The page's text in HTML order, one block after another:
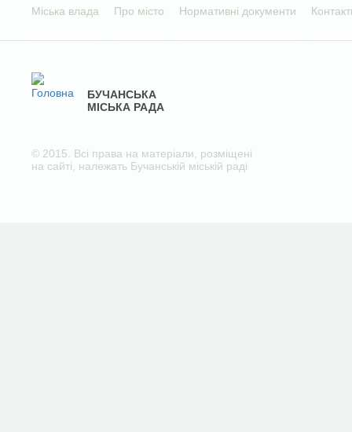
Міська влада Про місто Нормативні документи
БУЧАНСЬКА
МІСЬКА РАДА
© 2015. Всі права на матеріали, розміщені
на сайті, належать Бучанській міській раді